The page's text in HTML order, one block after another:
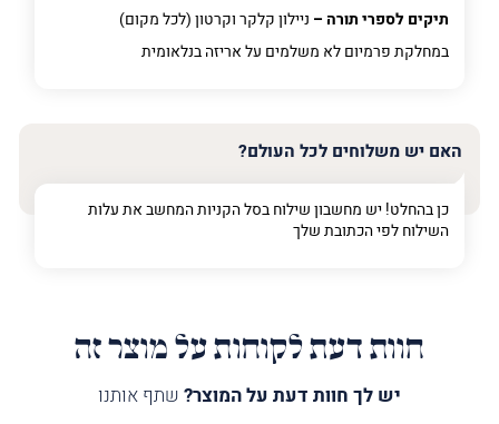
תיקים לספרי תורה – ניילון קלקר וקרטון (לכל מקום)
במחלקת פרמיוםלא משלמים על אריזה בנלאומית
האם יש משלוחים לכל העולם?
כן בהחלט! יש מחשבון שילוח בסל הקניות המחשב את עלות
השילוח לפי הכתובת שלך
חוות דעת לקוחות על מוצר זה
יש לך חוות דעת על המוצר? שתף אותנו